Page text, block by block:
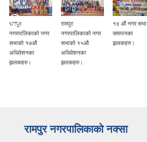
रामपुर
नगरपालिकाको नगर
सभाको १७औ
अधिवेशनका
झलकहरु।
रामपुर
नगरपालिकाको नगर
सभाको १५औ
अधिवेशनका
झलकहरु।
१४ औं नगर सभा
समापनका
झलकहरु।
रामपुर नगरपालिकाकाे नक्सा